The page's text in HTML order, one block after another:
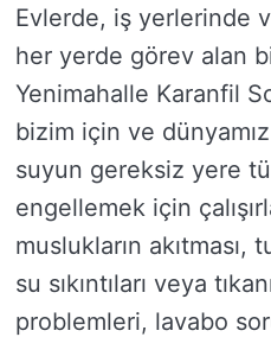
Evlerde, iş yerlerinde
her yerde görev alan
Yenimahalle Karanfil
bizim için ve
suyun gereksiz yere
engellemek için
muslukların
su sıkıntıları veya
problemleri, lavabo